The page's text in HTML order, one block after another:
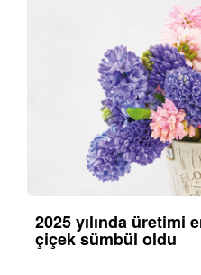
2025 yılında üretimi
çiçek sümbül oldu